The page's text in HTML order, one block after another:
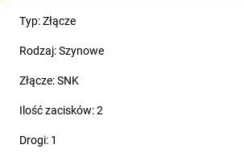
Typ: Złącze
Rodzaj: Szynowe
Złącze: SNK
Ilość zacisków: 2
Drogi: 1